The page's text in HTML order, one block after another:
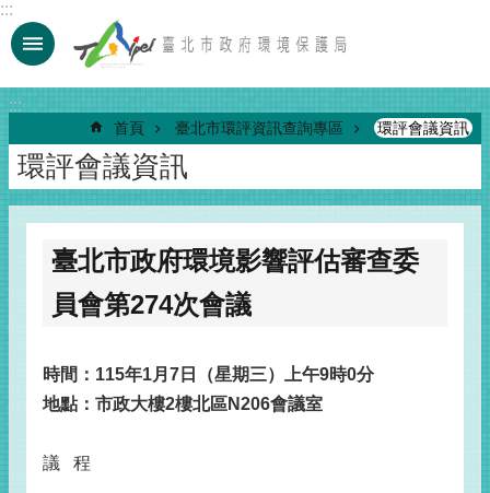
跳到主要內容區塊
:::
:::
首頁 臺北市環評資訊查詢專區 環評會議資訊
環評會議資訊
臺北市政府環境影響評估審查委
員會第274次會議
時間：115年1月7日（星期三）上午9時0分
地點：市政大樓2樓北區N206會議室
議 程